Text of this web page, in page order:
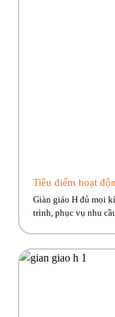
Tiêu điểm hoạt
Giàn giáo H đủ mọi
trình, phục vụ nhu
những hoạt […]